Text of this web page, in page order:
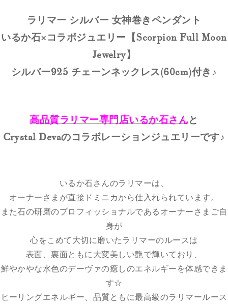
ラリマー シルバー 女神巻きペンダント
いるか石×コラボジュエリー【Scorpion Full Moon
Jewelry】
シルバー925 チェーンネックレス(60cm)付き♪
高品質ラリマー専門店いるか石さんと
Crystal Devaのコラボレーションジュエリーです♪
いるか石さんのラリマーは、
オーナーさまが直接ドミニカから仕入れられています。
また石の研磨のプロフィッショナルであるオーナーさまご自
身が
心をこめて大切に磨いたラリマーのルースは
表面、裏面ともに大変美しい艶で輝いており、
鮮やかやな水色のデーヴァの癒しのエネルギーを体感できま
す☆
ヒーリングエネルギー、品質ともに最高級のラリマールース